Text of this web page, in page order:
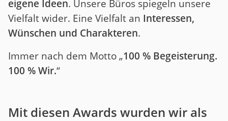
eigene Ideen. Unsere Büros spiegeln unsere
Vielfalt wider. Eine Vielfalt an Interessen,
Wünschen und Charakteren.
Immer nach dem Motto „100 % Begeisterung.
100 % Wir.“
Mit diesen Awards wurden wir als